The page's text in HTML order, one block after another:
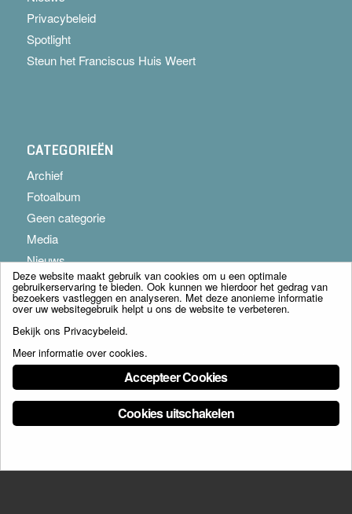
Privacybeleid
Spotlight
Steun het Franciscus Huis Weert
CATEGORIEËN
Archief
Fotoalbum
Geen categorie
Media
Nieuws
© Copyright - Franciscus Huis Weert B.V. - webdesign:
Deze website maakt gebruik van cookies om u een optimale
gebruikerservaring te bieden. Ook kunnen we hierdoor het gedrag van
bezoekers vastleggen en analyseren. Met deze anonieme informatie
over uw websitegebruik helpt u ons de website te verbeteren.
Bekijk ons Privacybeleid.
Meer informatie over cookies.
Accepteer Cookies
Cookies uitschakelen